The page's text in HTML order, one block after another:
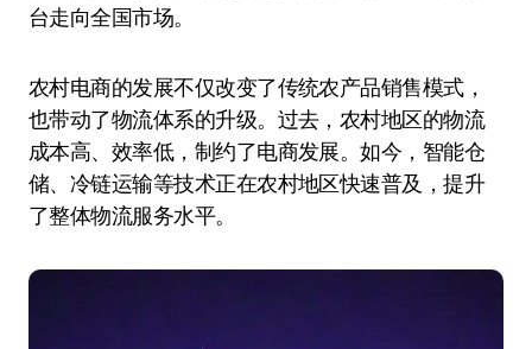
台走向全国市场。
农村电商的发展不仅改变了传统农产品销售模式，
也带动了物流体系的升级。过去，农村地区的物流
成本高、效率低，制约了电商发展。如今，智能仓
储、冷链运输等技术正在农村地区快速普及，提升
了整体物流服务水平。